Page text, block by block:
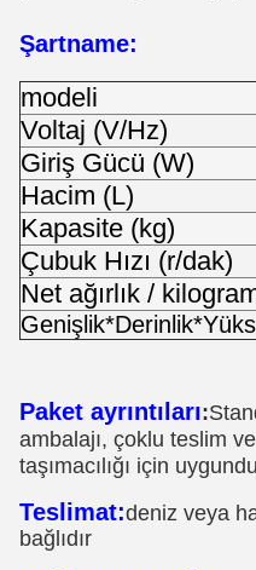
Şartname:
modeli
Voltaj (V/Hz)
Giriş Gücü (W)
Hacim (L)
Kapasite (kg)
Çubuk Hızı (r/dak)
Net ağırlık /
Paket ayrıntıları:
ambalajı, çoklu teslim
taşımacılığı için
Teslimat:deniz veya
bağlıdır